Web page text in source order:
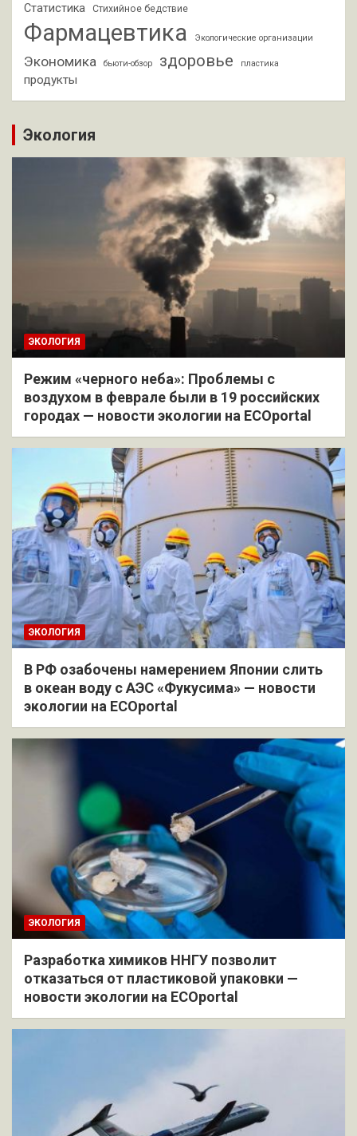
Статистика Стихийное бедствие
Фармацевтика Экологические организации
Экономика бьюти-обзор здоровье пластика
продукты
Экология
ЭКОЛОГИЯ
Режим «черного неба»: Проблемы с
воздухом в феврале были в 19 российских
городах — новости экологии на ECOportal
ЭКОЛОГИЯ
В РФ озабочены намерением Японии слить
в океан воду с АЭС «Фукусима» — новости
экологии на ECOportal
ЭКОЛОГИЯ
Разработка химиков ННГУ позволит
отказаться от пластиковой упаковки —
новости экологии на ECOportal